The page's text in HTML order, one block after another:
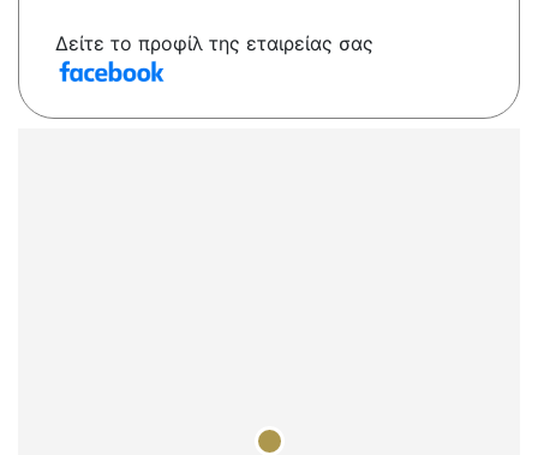
Δείτε το προφίλ της εταιρείας σας